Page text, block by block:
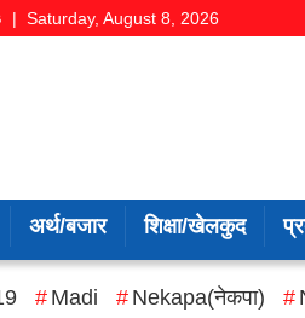
| Saturday, August 8, 2026
अर्थ/बजार शिक्षा/खेलकुद
Madi Nekapa(नेकपा)